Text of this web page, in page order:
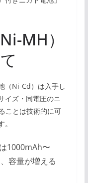
MH）
（Ni-Cd）は入手し
イズ・同電圧のニ
ことは技術的に可
1000mAh〜
容量が増える